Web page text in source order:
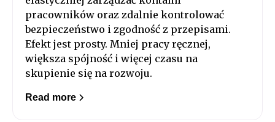
pracowników oraz zdalnie kontrolować
bezpieczeństwo i zgodność z przepisami.
Efekt jest prosty. Mniej pracy ręcznej,
większa spójność i więcej czasu na
skupienie się na rozwoju.
Read more